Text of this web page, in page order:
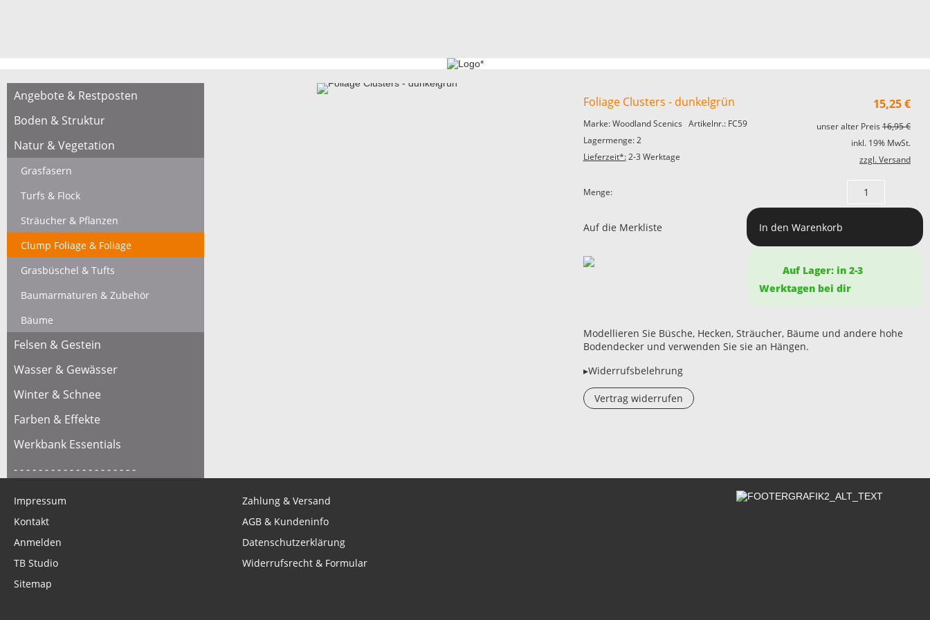
Angebote & Restposten
Boden & Struktur
Natur & Vegetation
Grasfasern
Turfs & Flock
Sträucher & Pflanzen
Clump Foliage & Foliage
Grasbüschel & Tufts
Baumarmaturen & Zubehör
Bäume
Felsen & Gestein
Wasser & Gewässer
Winter & Schnee
Farben & Effekte
Werkbank Essentials
- - - - - - - - - - - - - - - - - - - -
Operation Squad
Stoessis Heroes
- - - - - - - - - - - - - - - - - - - -
Gutscheine
15,25€
Foliage Clusters - dunkelgrün
Marke: Woodland Scenics Artikelnr.: FC59
Lagermenge: 2
Lieferzeit*:2-3 Werktage
unser alter Preis 16,95 €
inkl. 19% MwSt.
zzgl. Versand
Menge:
Auf die Merkliste In den Warenkorb
Auf Lager: in 2-3
Werktagen bei dir
Modellieren Sie Büsche, Hecken, Sträucher, Bäume und andere hohe
Bodendecker und verwenden Sie sie an Hängen.
▸Widerrufsbelehrung
Vertrag widerrufen
Impressum
Kontakt
Anmelden
TB Studio
Sitemap
Zahlung & Versand
AGB & Kundeninfo
Datenschutzerklärung
Widerrufsrecht & Formular